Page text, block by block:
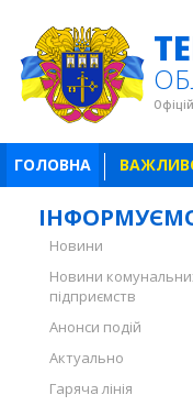
ГОЛОВНА
Новини
Новини
підприємств
Анонси подій
Актуально
Гаряча лінія